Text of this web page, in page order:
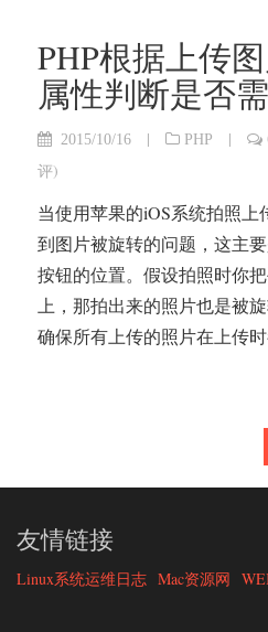
PHP根据上传
属性判断是否
2015/10/16 | PHP |
评)
当使用苹果的iOS系统拍照
到图片被旋转的问题，这主
按钮的位置。假设拍照时你
上，那拍出来的照片也是被
确保所有上传的照片在上传
友情链接
Linux系统运维日志 Mac资源网